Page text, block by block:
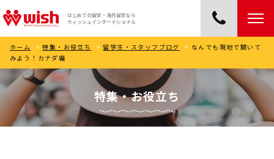
はじめての留学・海外留学なら
ウィッシュインターナショナル
ホーム > 特集・お役立ち > 留学生・スタッフブログ > なんでも現地で聞いて
みよう！カナダ編
特集・お役立ち